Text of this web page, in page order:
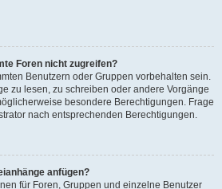
Foren nicht zugreifen?
Benutzern oder Gruppen vorbehalten sein.
zu lesen, zu schreiben oder andere Vorgänge
besondere Berechtigungen. Frage
nach entsprechenden Berechtigungen.
anfügen?
für Foren, Gruppen und einzelne Benutzer